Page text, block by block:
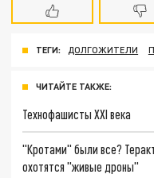
ТЕГИ: ДОЛГОЖИТЕЛИ
ЧИТАЙТЕ ТАКЖЕ:
Технофашисты XXI века
"Кротами" были все?
охотятся "живые дроны"